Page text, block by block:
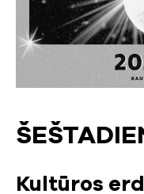
Kultūros